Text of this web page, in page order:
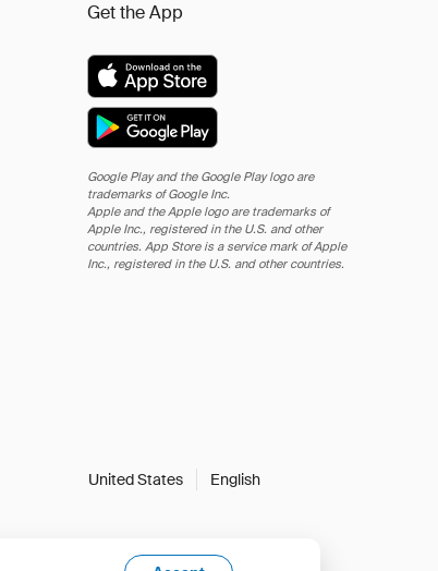
Get the App
Google Play and the Google Play logo are
trademarks of Google Inc.
Apple and the Apple logo are trademarks of
Apple Inc., registered in the U.S. and other
countries. App Store is a service mark of Apple
Inc., registered in the U.S. and other countries.
United States English